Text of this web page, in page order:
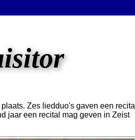
Zes liedduo's gaven een recital
jaar een recital mag geven in Zeist